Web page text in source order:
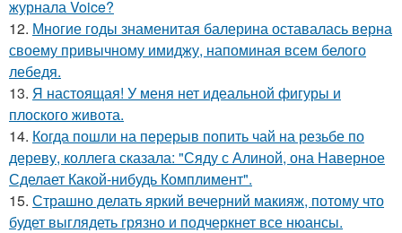
журнала Voice?
12. Многие годы знаменитая балерина оставалась верна
своему привычному имиджу, напоминая всем белого
лебедя.
13. Я настоящая! У меня нет идеальной фигуры и
плоского живота.
14. Когда пошли на перерыв попить чай на резьбе по
дереву, коллега сказала: "Сяду с Алиной, она Наверное
Сделает Какой-нибудь Комплимент".
15. Страшно делать яркий вечерний макияж, потому что
будет выглядеть грязно и подчеркнет все нюансы.